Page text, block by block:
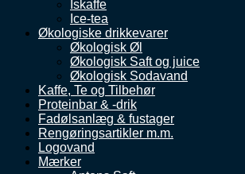
Iskaffe
Ice-tea
Økologiske drikkevarer
Økologisk Øl
Økologisk Saft og juice
Økologisk Sodavand
Kaffe, Te og Tilbehør
Proteinbar & -drik
Fadølsanlæg & fustager
Rengøringsartikler m.m.
Logovand
Mærker